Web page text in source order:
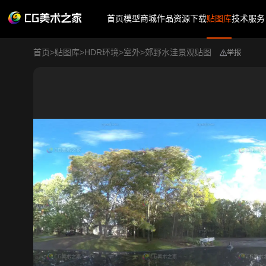
首页模型商城作品资源下载贴图库技术服务
首页>贴图库>HDR环境>室外>郊野水洼景观贴图 举报